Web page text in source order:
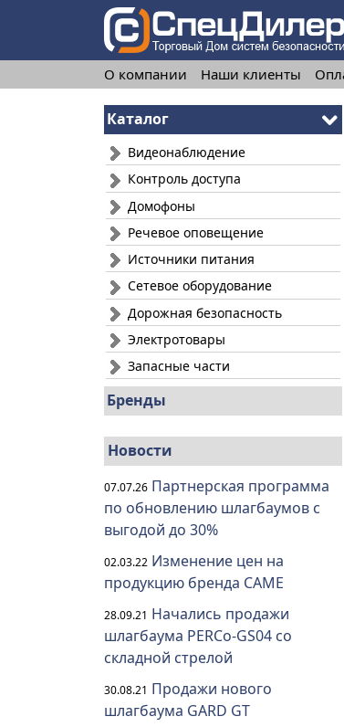
О компании Наши клиенты
Каталог
Видеонаблюдение
Контроль доступа
Домофоны
Речевое оповещение
Источники питания
Сетевое оборудование
Дорожная безопасность
Электротовары
Запасные части
Бренды
Новости
07.07.26 Партнерская программа
по обновлению шлагбаумов с
выгодой до 30%
02.03.22 Изменение цен на
продукцию бренда CAME
28.09.21 Начались продажи
шлагбаума PERCo-GS04 со
складной стрелой
30.08.21 Продажи нового
шлагбаума GARD GT